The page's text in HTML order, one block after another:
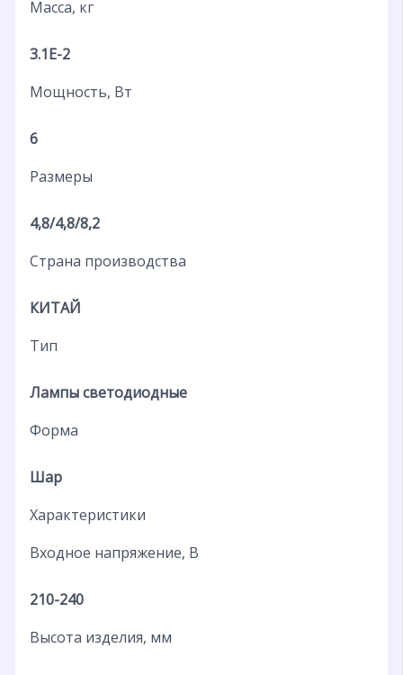
Масса, кг
3.1E-2
Мощность, Вт
6
Размеры
4,8/4,8/8,2
Страна производства
КИТАЙ
Тип
Лампы светодиодные
Форма
Шар
Характеристики
Входное напряжение, В
210-240
Высота изделия, мм